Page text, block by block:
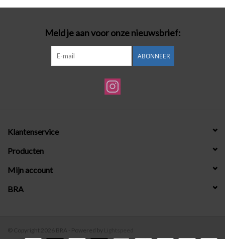
Meld je aan voor onze nieuwsbrief:
ABONNEER
Klantenservice
Producten
Mijn account
BRA
© Copyright 2026 BRA - Powered by